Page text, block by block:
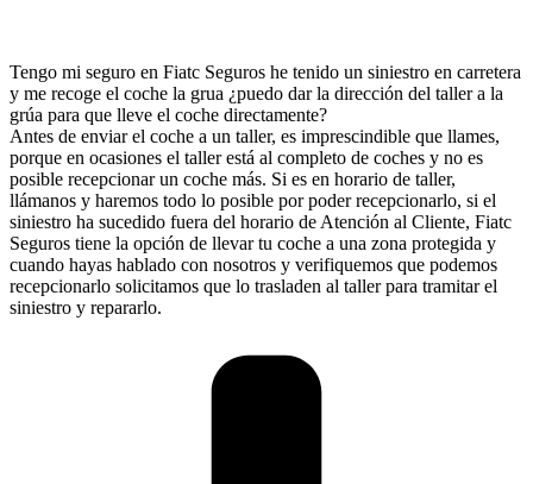
Tengo mi seguro en Fiatc Seguros he tenido un siniestro en carretera
y me recoge el coche la grua ¿puedo dar la dirección del taller a la
grúa para que lleve el coche directamente?
Antes de enviar el coche a un taller, es imprescindible que llames,
porque en ocasiones el taller está al completo de coches y no es
posible recepcionar un coche más. Si es en horario de taller,
llámanos y haremos todo lo posible por poder recepcionarlo, si el
siniestro ha sucedido fuera del horario de Atención al Cliente, Fiatc
Seguros tiene la opción de llevar tu coche a una zona protegida y
cuando hayas hablado con nosotros y verifiquemos que podemos
recepcionarlo solicitamos que lo trasladen al taller para tramitar el
siniestro y repararlo.